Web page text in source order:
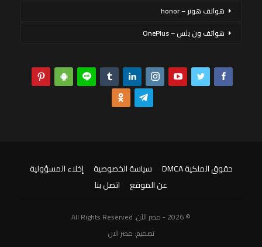
هواتف هونر – honor
هواتف ون بلس – OnePlus
حقوق الملكية DMCA سياسة الخصوصية
إخلاء المسؤولية
عن الموقع
اتصل بنا
© 2026 - مصر الآن. All Rights Reserved
تصميم: مصر الان